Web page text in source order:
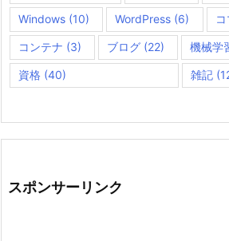
Windows (10) WordPress (6)
コンテナ (3) ブログ(22) 機械学
資格 (40) 雑記
スポンサーリンク